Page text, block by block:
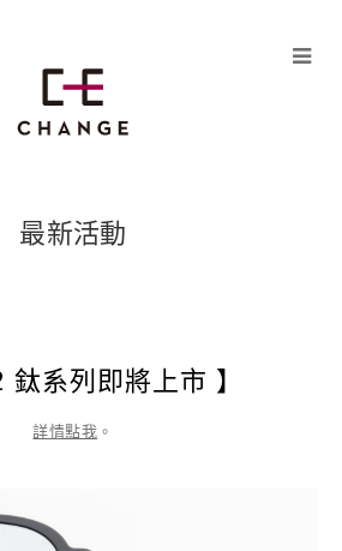
最新活動
鈦系列即將上市 】
詳情點我 。